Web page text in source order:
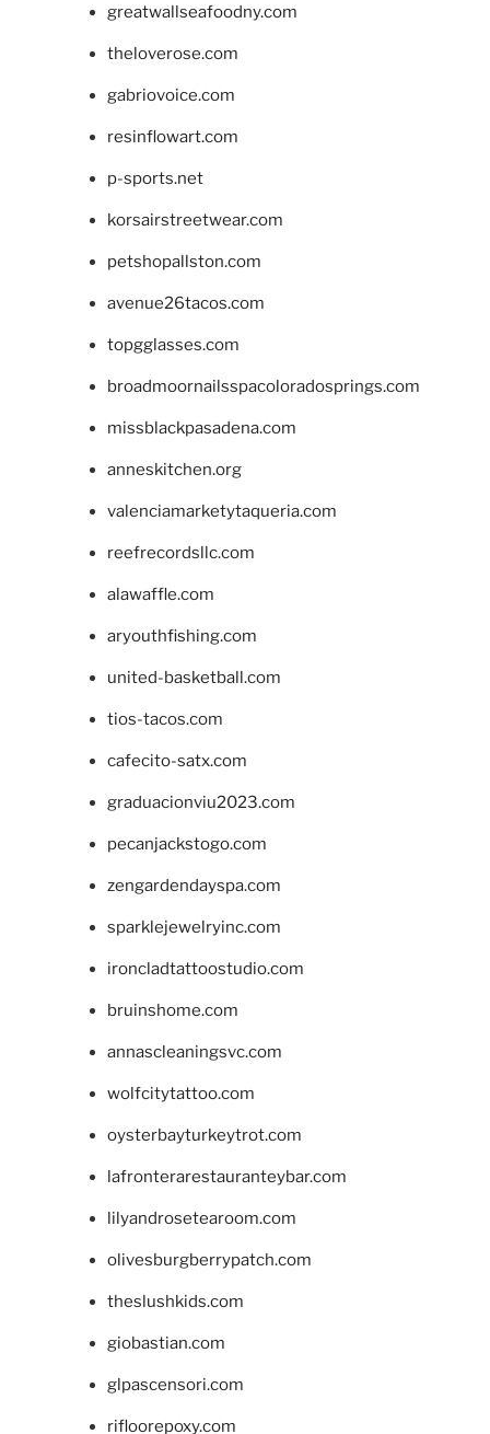
greatwallseafoodny.com
theloverose.com
gabriovoice.com
resinflowart.com
p-sports.net
korsairstreetwear.com
petshopallston.com
avenue26tacos.com
topgglasses.com
broadmoornailsspacoloradosprings.com
missblackpasadena.com
anneskitchen.org
valenciamarketytaqueria.com
reefrecordsllc.com
alawaffle.com
aryouthfishing.com
united-basketball.com
tios-tacos.com
cafecito-satx.com
graduacionviu2023.com
pecanjackstogo.com
zengardendayspa.com
sparklejewelryinc.com
ironcladtattoostudio.com
bruinshome.com
annascleaningsvc.com
wolfcitytattoo.com
oysterbayturkeytrot.com
lafronterarestauranteybar.com
lilyandrosetearoom.com
olivesburgberrypatch.com
theslushkids.com
giobastian.com
glpascensori.com
rifloorepoxy.com